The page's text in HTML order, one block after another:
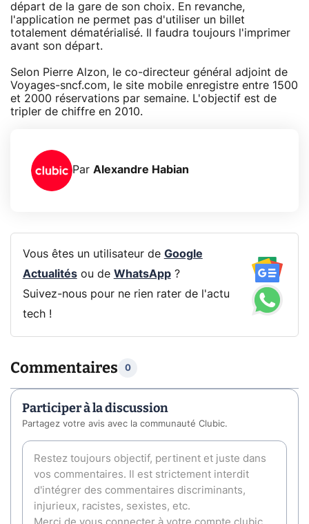
départ de la gare de son choix. En revanche,
l'application ne permet pas d'utiliser un billet
totalement dématérialisé. Il faudra toujours l'imprimer
avant son départ.
Selon Pierre Alzon, le co-directeur général adjoint de
Voyages-sncf.com, le site mobile enregistre entre 1500
et 2000 réservations par semaine. L'objectif est de
tripler de chiffre en 2010.
Par Alexandre Habian
Vous êtes un utilisateur de Google
Actualitésou de WhatsApp?
Suivez-nous pour ne rien rater de l'actu
tech !
Commentaires 0
Participer à la discussion
Partagez votre avis avec la communauté Clubic.